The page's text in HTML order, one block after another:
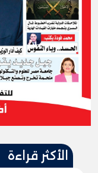
الأكثر قراءة